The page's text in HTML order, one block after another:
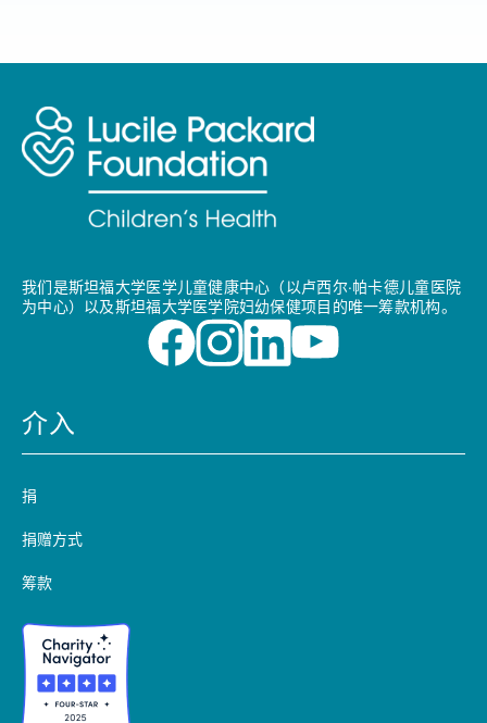
我们是斯坦福大学医学儿童健康中心（以卢西尔·帕卡德儿童医院
为中心）以及斯坦福大学医学院妇幼保健项目的唯一筹款机构。
介入
捐
捐赠方式
筹款